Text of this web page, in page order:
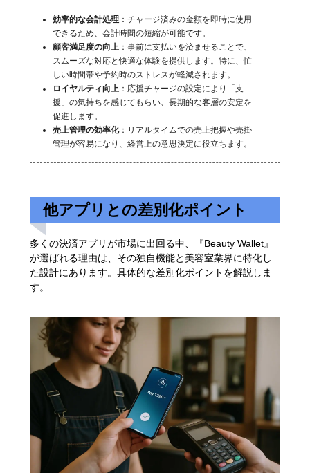
効率的な会計処理 ：チャージ済みの金額を即時に使用
できるため、会計時間の短縮が可能です。
顧客満足度の向上 ：事前に支払いを済ませることで、
スムーズな対応と快適な体験を提供します。特に、忙
しい時間帯や予約時のストレスが軽減されます。
ロイヤルティ向上 ：応援チャージの設定により「支
援」の気持ちを感じてもらい、長期的な客層の安定を
促進します。
売上管理の効率化：リアルタイムでの売上把握や売掛
管理が容易になり、経営上の意思決定に役立ちます。
他アプリとの差別化ポイント
多くの決済アプリが市場に出回る中、『Beauty Wallet』
が選ばれる理由は、その独自機能と美容室業界に特化し
た設計にあります。具体的な差別化ポイントを解説しま
す。